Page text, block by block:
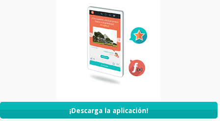
¡Descarga la aplicación!